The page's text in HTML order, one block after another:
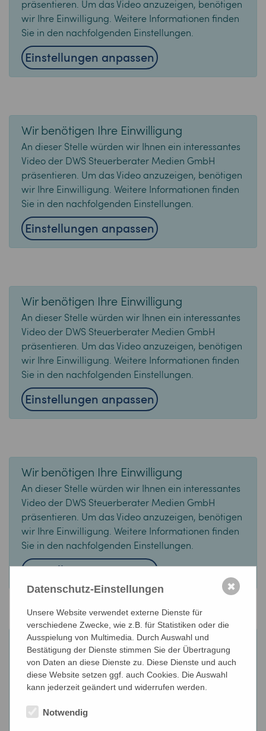
präsentieren. Um das Video anzuzeigen, benötigen
wir Ihre Einwilligung. Weitere Informationen finden
Sie in den nachfolgenden Einstellungen.
Einstellungen anpassen
Wir benötigen Ihre Einwilligung
An dieser Stelle würden wir Ihnen ein interessantes
Video der DWS Steuerberater Medien GmbH
präsentieren. Um das Video anzuzeigen, benötigen
wir Ihre Einwilligung. Weitere Informationen finden
Sie in den nachfolgenden Einstellungen.
Einstellungen anpassen
Wir benötigen Ihre Einwilligung
An dieser Stelle würden wir Ihnen ein interessantes
Video der DWS Steuerberater Medien GmbH
präsentieren. Um das Video anzuzeigen, benötigen
wir Ihre Einwilligung. Weitere Informationen finden
Sie in den nachfolgenden Einstellungen.
Einstellungen anpassen
Wir benötigen Ihre Einwilligung
An dieser Stelle würden wir Ihnen ein interessantes
Video der DWS Steuerberater Medien GmbH
präsentieren. Um das Video anzuzeigen, benötigen
wir Ihre Einwilligung. Weitere Informationen finden
Sie in den nachfolgenden Einstellungen.
Einstellungen anpassen
Wir benötigen Ihre Einwilligung
An dieser Stelle würden wir Ihnen ein interessantes
Video der DWS Steuerberater Medien GmbH
präsentieren. Um das Video anzuzeigen, benötigen
Sie in den nachfolgenden Einstellungen.
Datenschutz-Einstellungen
Unsere Website verwendet externe Dienste für
verschiedene Zwecke, wie z.B. für Statistiken oder die
Ausspielung von Multimedia. Durch Auswahl und
Bestätigung der Dienste stimmen Sie der Übertragung
von Daten an diese Dienste zu. Diese Dienste und auch
diese Website setzen ggf. auch Cookies. Die Auswahl
kann jederzeit geändert und widerrufen werden.
Notwendig
✖